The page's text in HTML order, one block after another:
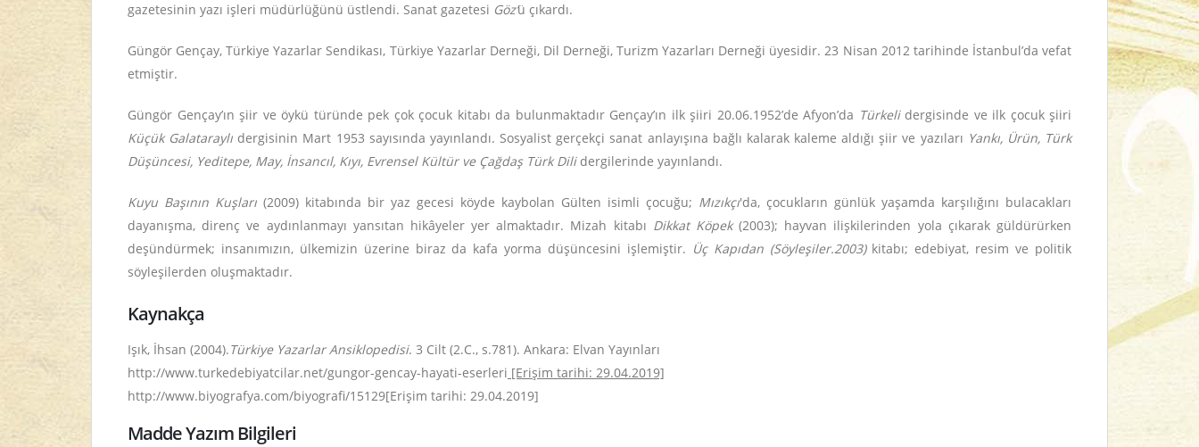
gazetesinin yazı işleri müdürlüğünü üstlendi. Sanat gazetesi Göz’ü çıkardı.
Güngör Gençay, Türkiye Yazarlar Sendikası, Türkiye Yazarlar Derneği, Dil Derneği, Turizm Yazarları Derneği üyesidir. 23 Nisan 2012 tarihinde İstanbul’da vefat
etmiştir.
Güngör Gençay’ın şiir ve öykü türünde pek çok çocuk kitabı da bulunmaktadır Gençay’ın ilk şiiri 20.06.1952’de Afyon’da Türkeli dergisinde ve ilk çocuk şiiri
Küçük Galataraylı dergisinin Mart 1953 sayısında yayınlandı. Sosyalist gerçekçi sanat anlayışına bağlı kalarak kaleme aldığı şiir ve yazıları Yankı, Ürün, Türk
Düşüncesi, Yeditepe, May, İnsancıl, Kıyı, Evrensel Kültür ve Çağdaş Türk Dili dergilerinde yayınlandı.
Kuyu Başının Kuşları (2009) kitabında bir yaz gecesi köyde kaybolan Gülten isimli çocuğu; Mızıkçı'da, çocukların günlük yaşamda karşılığını bulacakları
dayanışma, direnç ve aydınlanmayı yansıtan hikâyeler yer almaktadır. Mizah kitabı Dikkat Köpek(2003); hayvan ilişkilerinden yola çıkarak güldürürken
deşündürmek; insanımızın, ülkemizin üzerine biraz da kafa yorma düşüncesini işlemiştir. Üç Kapıdan (Söyleşiler.2003) kitabı; edebiyat, resim ve politik
söyleşilerden oluşmaktadır.
Kaynakça
Işık, İhsan (2004).Türkiye Yazarlar Ansiklopedisi. 3 Cilt (2.C., s.781). Ankara: Elvan Yayınları
http://www.turkedebiyatcilar.net/gungor-gencay-hayati-eserleri [Erişim tarihi: 29.04.2019]
http://www.biyografya.com/biyografi/15129[Erişim tarihi: 29.04.2019]
Madde Yazım Bilgileri